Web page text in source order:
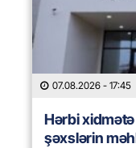
07.08.2026 - 17:45
Hərbi
şəxslərin